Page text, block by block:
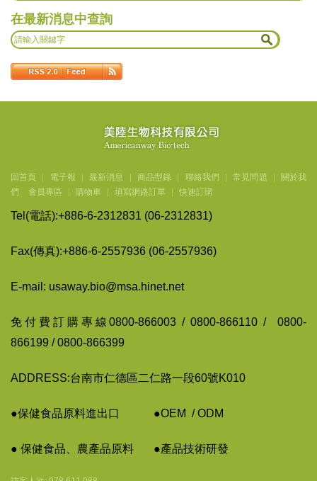
在最新消息中查詢
回首頁 電子報 最新消息 商品型錄 聯絡我們 常見問題
關於我
們
會員專區 購物車 填寫網路訂單 快速訂購
Tel(電話):+886-6-2312831 (06-2312831)
Fax(傳真):+886-6-2557936 (06-2557936)
E-mail: usaway.bio@msa.hinet.net
免付費訂購專線0800-866003 / 0800-866110 / 0800-
866199 / 0800-866399
ADDRESS:台南市仁德區二仁路一段60號K010
●保健食品原料進出口 ●OEM / ODM
● 保健食品、農產品原料 ●產品技術研發